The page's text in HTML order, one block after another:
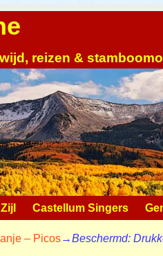
reizen &
Castellum Singers
– Picos→Beschermd: